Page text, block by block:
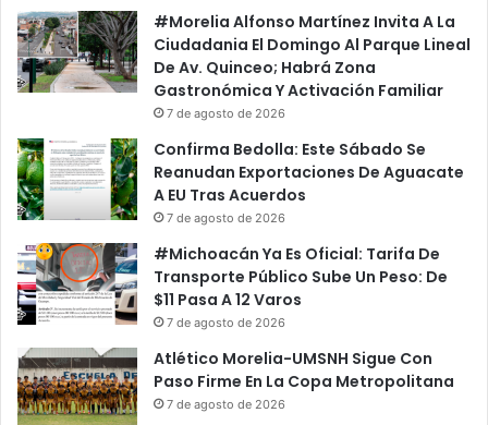
#Morelia Alfonso Martínez Invita A La
Ciudadania El Domingo Al Parque Lineal
De Av. Quinceo; Habrá Zona
Gastronómica Y Activación Familiar
7 de agosto de 2026
Confirma Bedolla: Este Sábado Se
Reanudan Exportaciones De Aguacate
A EU Tras Acuerdos
7 de agosto de 2026
#Michoacán Ya Es Oficial: Tarifa De
Transporte Público Sube Un Peso: De
$11 Pasa A 12 Varos
7 de agosto de 2026
Atlético Morelia-UMSNH Sigue Con
Paso Firme En La Copa Metropolitana
7 de agosto de 2026